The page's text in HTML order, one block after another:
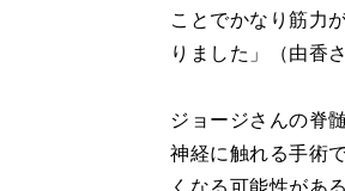
ことでかなり筋力
りました」（由香さ
ジョージさんの脊
神経に触れる手術